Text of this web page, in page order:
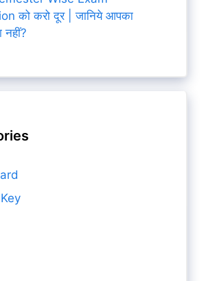
को करो दूर | जानिये आपका
नहीं?